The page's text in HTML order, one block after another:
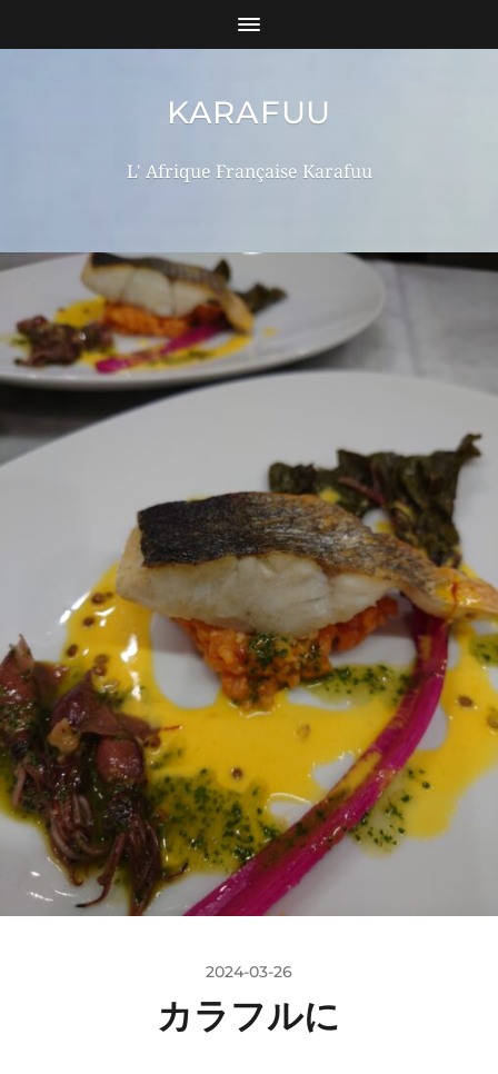
KARAFUU
L' Afrique Française Karafuu
2024-03-26
カラフルに